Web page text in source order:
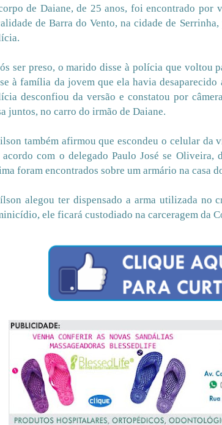
de Daiane, de 25 anos, foi encontrado por
de Barra do Vento, na cidade de
ser preso, o marido disse à polícia que voltou
à família da jovem que ela havia
desconfiou da versão e constatou por
juntos, no carro do irmão de Daiane.
também afirmou que escondeu o celular
acordo com o delegado Paulo José se
foram encontrados sobre um armário na casa
alegou ter dispensado a arma utilizada no
ele ficará custodiado na carceragem da